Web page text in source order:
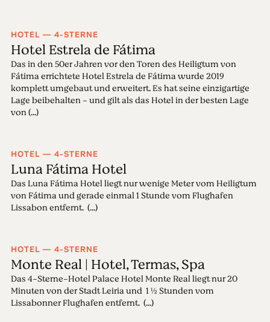
HOTEL — 4-STERNE
Hotel Estrela de Fátima
Das in den 50er Jahren vor den Toren des Heiligtum von
Fátima errichtete Hotel Estrela de Fátima wurde 2019
komplett umgebaut und erweitert. Es hat seine einzigartige
Lage beibehalten - und gilt als das Hotel in der besten Lage
von (...)
HOTEL — 4-STERNE
Luna Fátima Hotel
Das Luna Fátima Hotel liegt nur wenige Meter vom Heiligtum
von Fátima und gerade einmal 1 Stunde vom Flughafen
Lissabon entfernt. (...)
HOTEL — 4-STERNE
Monte Real | Hotel, Termas, Spa
Das 4-Sterne-Hotel Palace Hotel Monte Real liegt nur 20
Minuten von der Stadt Leiria und 1 ½ Stunden vom
Lissabonner Flughafen entfernt. (...)